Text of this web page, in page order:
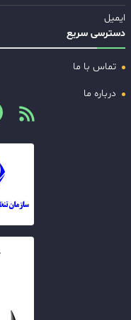
ایمیل
دسترسی سریع
تماس با ما
درباره ما